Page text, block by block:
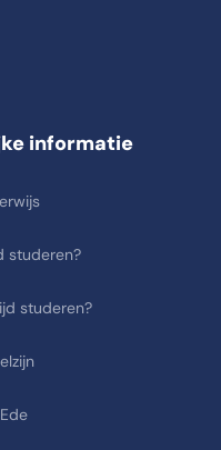
informatie
studeren?
studeren?